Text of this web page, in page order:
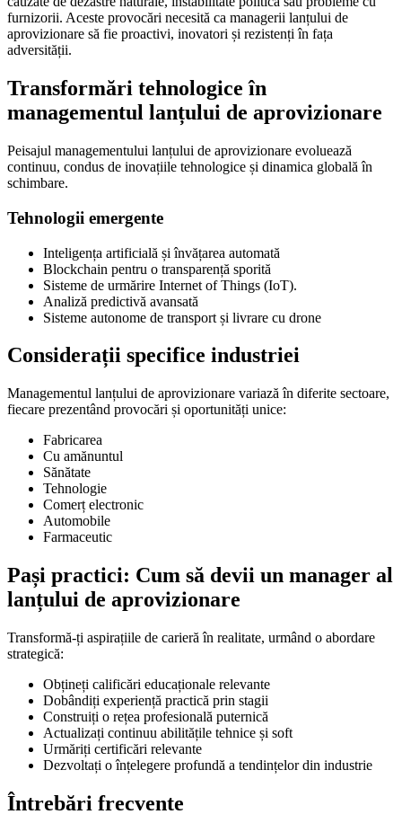
furnizorii. Aceste provocări necesită ca managerii lanțului de
aprovizionare să fie proactivi, inovatori și rezistenți în fața
adversității.
Transformări tehnologice în
managementul lanțului de aprovizionare
Peisajul managementului lanțului de aprovizionare evoluează
continuu, condus de inovațiile tehnologice și dinamica globală în
schimbare.
Tehnologii emergente
Inteligența artificială și învățarea automată
Blockchain pentru o transparență sporită
Sisteme de urmărire Internet of Things (IoT).
Analiză predictivă avansată
Sisteme autonome de transport și livrare cu drone
Considerații specifice industriei
Managementul lanțului de aprovizionare variază în diferite sectoare,
fiecare prezentând provocări și oportunități unice:
Fabricarea
Cu amănuntul
Sănătate
Tehnologie
Comerț electronic
Automobile
Farmaceutic
Pași practici: Cum să devii un manager al
lanțului de aprovizionare
Transformă-ți aspirațiile de carieră în realitate, urmând o abordare
strategică:
Obțineți calificări educaționale relevante
Dobândiți experiență practică prin stagii
Construiți o rețea profesională puternică
Actualizați continuu abilitățile tehnice și soft
Urmăriți certificări relevante
Dezvoltați o înțelegere profundă a tendințelor din industrie
Întrebări frecvente